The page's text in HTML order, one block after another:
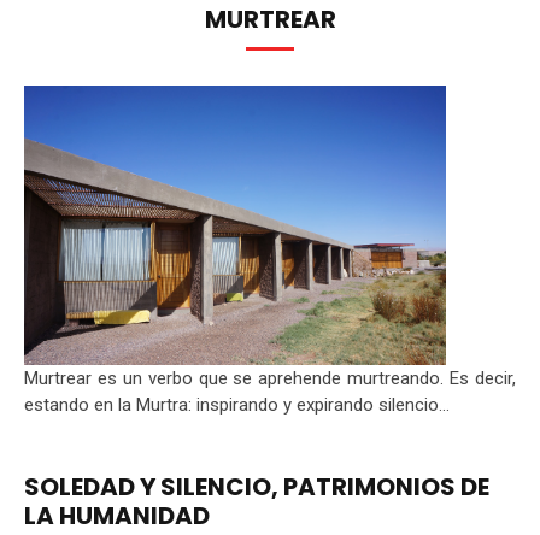
MURTREAR
Murtrear es un verbo que se aprehende murtreando. Es decir,
estando en la Murtra: inspirando y expirando silencio...
SOLEDAD Y SILENCIO, PATRIMONIOS DE
LA HUMANIDAD